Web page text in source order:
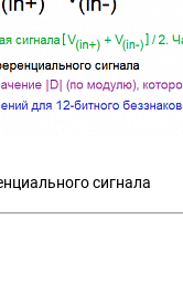
сигнала